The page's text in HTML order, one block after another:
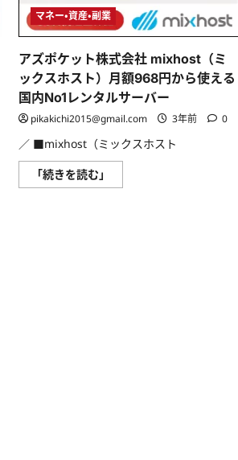
高
機
能
レ
ン
タ
ル
サ
ー
バ
ー・
株
式
セ
マネー・資産・副業
アズポケット株式会社 mixhost（ミ
ックスホスト）月額968円から使える
国内No1レンタルサーバー
pikakichi2015@gmail.com 3年前 0
／ ■mixhost（ミックスホスト
「続きを読む」
ズ